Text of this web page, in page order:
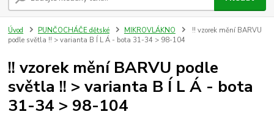
Úvod PUNČOCHÁČE dětské MIKROVLÁKNO
!! vzorek mění BARVU
podle světla !! > varianta B Í L Á - bota 31-34 > 98-104
!! vzorek mění BARVU podle
světla !! > varianta B Í L Á - bota
31-34 > 98-104